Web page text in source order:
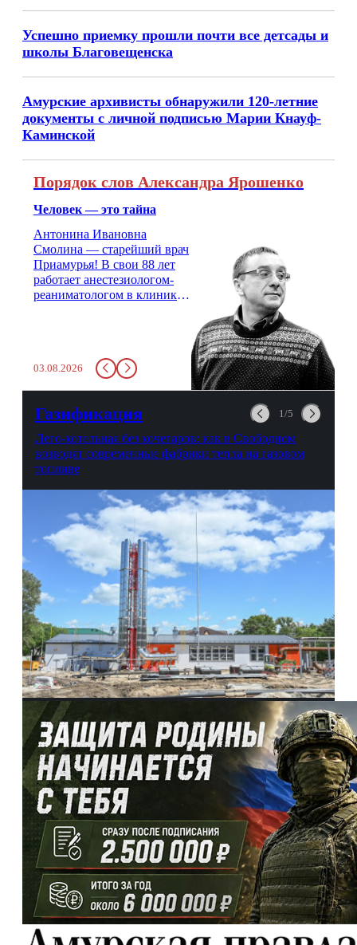
Успешно приемку прошли почти все детсады и
школы Благовещенска
Амурские архивисты обнаружили 120-летние
документы с личной подписью Марии Кнауф-
Каминской
Порядок слов Александра Ярошенко
Человек — это тайна
Антонина Ивановна
Смолина — старейший врач
Приамурья! В свои 88 лет
работает анестезиологом-
реаниматологом в клинике
стажем о жизни, смерти
душе и духе. Откровенно о
03.08.2026
Газификация 1/5
Лего-котельная без кочегаров: как в Свободном
возводят современные фабрики тепла на газовом
топливе